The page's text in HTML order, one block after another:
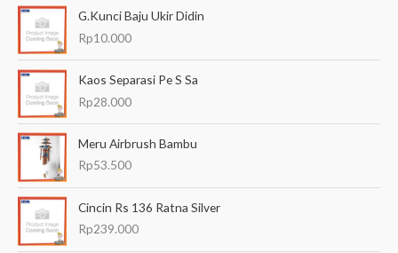
G.Kunci Baju Ukir Didin
Rp10.000
Kaos Separasi Pe S Sa
Rp28.000
Meru Airbrush Bambu
Rp53.500
Cincin Rs 136 Ratna Silver
Rp239.000